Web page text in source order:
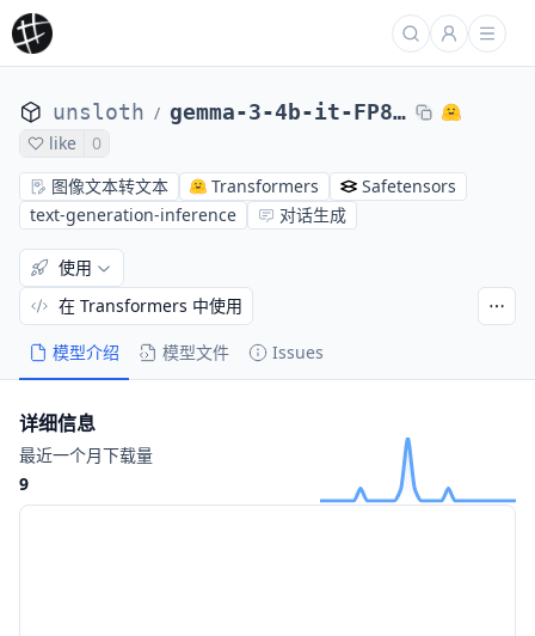
unsloth / gemma-3-4b-it-FP8-Dynamic
like
0
图像文本转文本
Transformers
Safetensors
text-generation-inference
对话生成
模型介绍 模型文件 Issues
使用
在 Transformers 中使用
详细信息
最近一个月下载量
9